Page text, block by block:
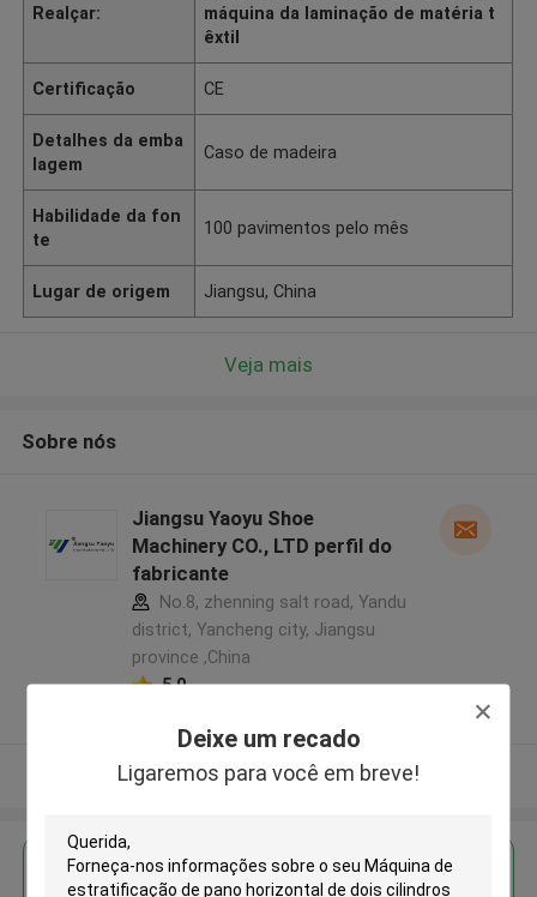
Deixe um recado
Ligaremos para você em breve!
Realçar:
máquina da laminação de matéria t
êxtil
Certificação CE
Detalhes da emba
lagem
Caso de madeira
Habilidade da fon
te
100 pavimentos pelo mês
Lugar de origem Jiangsu, China
Veja mais
Sobre nós
Jiangsu Yaoyu Shoe
Machinery CO., LTD perfil do
fabricante
No.8, zhenning salt road, Yandu
district, Yancheng city, Jiangsu
province ,China
5.0
Veja mais
Obter o melhor preço para